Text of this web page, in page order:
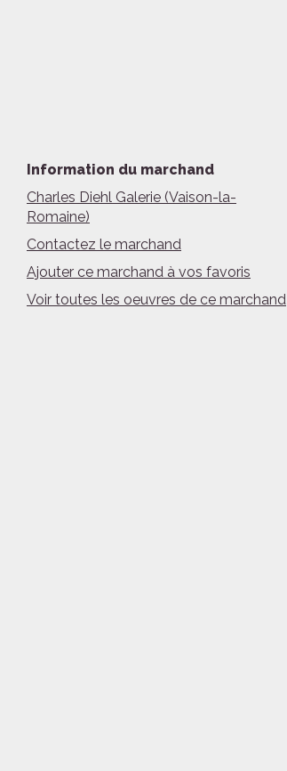
Information du marchand
Charles Diehl Galerie (Vaison-la-
Romaine)
Contactez le marchand
Ajouter ce marchand à vos favoris
Voir toutes les oeuvres de ce marchand